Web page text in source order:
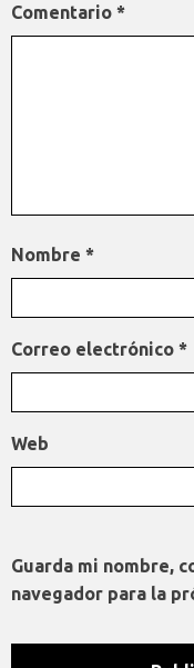
Comentario *
Nombre *
Correo electrónico *
Web
Guarda mi nombre,
navegador para la